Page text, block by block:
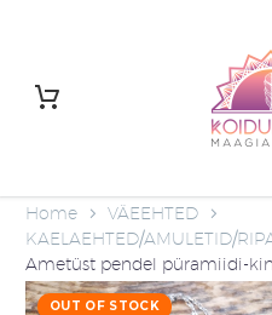
Home
VÄEEHTED
KAELAEHTED/AMULETID/
Ametüst pendel püramiidi-
OUT OF STOCK